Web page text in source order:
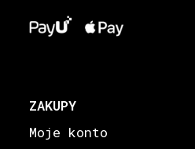
ZAKUPY
Moje konto